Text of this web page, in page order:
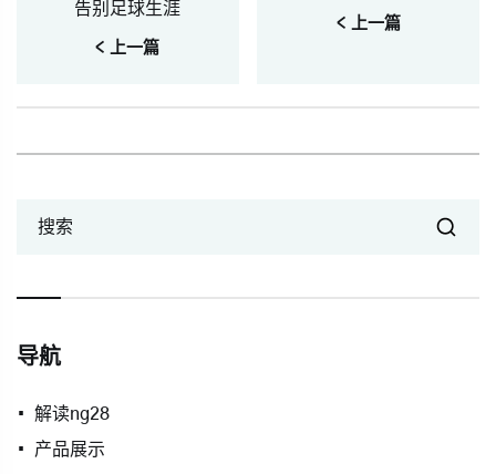
告别足球生涯
< 上一篇
< 上一篇
搜索
导航
解读ng28
产品展示